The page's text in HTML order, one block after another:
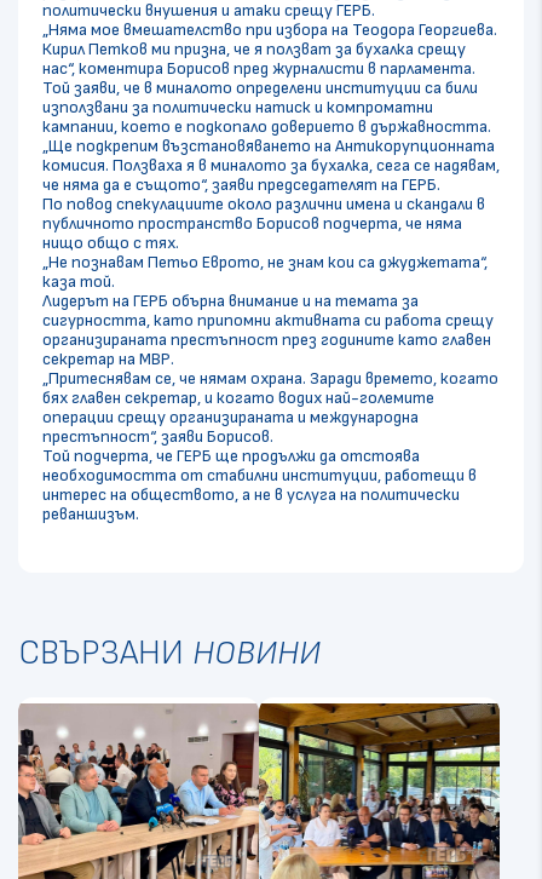
политически внушения и атаки срещу ГЕРБ.
„Няма мое вмешателство при избора на Теодора Георгиева.
Кирил Петков ми призна, че я ползват за бухалка срещу
нас“, коментира Борисов пред журналисти в парламента.
Той заяви, че в миналото определени институции са били
използвани за политически натиск и компроматни
кампании, което е подкопало доверието в държавността.
„Ще подкрепим възстановяването на Антикорупционната
комисия. Ползваха я в миналото за бухалка, сега се надявам,
че няма да е същото“, заяви председателят на ГЕРБ.
По повод спекулациите около различни имена и скандали в
публичното пространство Борисов подчерта, че няма
нищо общо с тях.
„Не познавам Петьо Еврото, не знам кои са джуджетата“,
каза той.
Лидерът на ГЕРБ обърна внимание и на темата за
сигурността, като припомни активната си работа срещу
организираната престъпност през годините като главен
секретар на МВР.
„Притеснявам се, че нямам охрана. Заради времето, когато
бях главен секретар, и когато водих най-големите
операции срещу организираната и международна
престъпност“, заяви Борисов.
Той подчерта, че ГЕРБ ще продължи да отстоява
необходимостта от стабилни институции, работещи в
интерес на обществото, а не в услуга на политически
реваншизъм.
СВЪРЗАНИ НОВИНИ